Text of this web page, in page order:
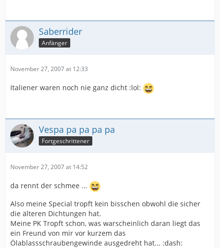
Saberrider
Anfänger
November 27, 2007 at 12:33
Italiener waren noch nie ganz dicht :lol:
Vespa pa pa pa pa
Fortgeschrittener
November 27, 2007 at 14:52
da rennt der schmee ...
Also meine Special tropft kein bisschen obwohl die sicher
die älteren Dichtungen hat.
Meine PK Tropft schon, was warscheinlich daran liegt das
ein Freund von mir vor kurzem das
Ölablassschraubengewinde ausgedreht hat... :dash: